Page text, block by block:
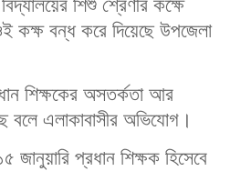
শিশু শ্রেণীর কক্ষে
কক্ষ বন্ধ করে দিয়েছে উপজেলা
শিক্ষকের অসতর্কতা আর
বলে এলাকাবাসীর অভিযোগ।
জানুয়ারি প্রধান শিক্ষক হিসেবে